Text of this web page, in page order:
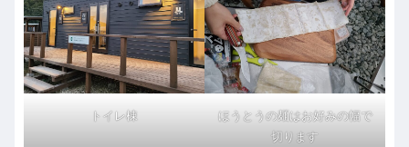
トイレ棟
ほうとうの麺はお好みの幅で
切ります